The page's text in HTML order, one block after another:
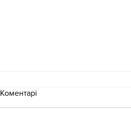
Коментарі